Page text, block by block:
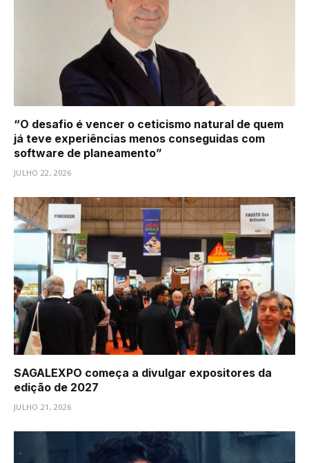
“O desafio é vencer o ceticismo natural de quem
já teve experiências menos conseguidas com
software de planeamento”
JULHO 22, 2026
SAGALEXPO começa a divulgar expositores da
edição de 2027
JULHO 21, 2026